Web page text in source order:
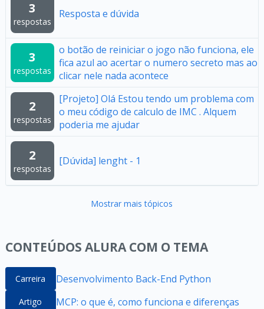
3
respostas
Resposta e dúvida
3
respostas
o botão de reiniciar o jogo não funciona, ele
fica azul ao acertar o numero secreto mas ao
clicar nele nada acontece
2
respostas
[Projeto] Olá Estou tendo um problema com
o meu código de calculo de IMC . Alquem
poderia me ajudar
2
respostas
[Dúvida] lenght - 1
Mostrar mais tópicos
CONTEÚDOS ALURA COM O TEMA
Carreira Desenvolvimento Back-End Python
Artigo MCP: o que é, como funciona e diferenças